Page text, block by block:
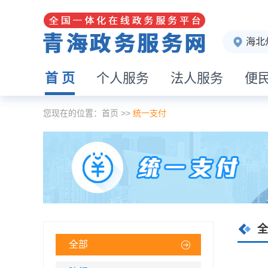
海北
首 页 个人服务 法人服务 便
您现在的位置： 首页 >> 统一支付
全部